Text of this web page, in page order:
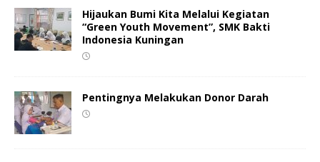
Hijaukan Bumi Kita Melalui Kegiatan
“Green Youth Movement”, SMK Bakti
Indonesia Kuningan
Pentingnya Melakukan Donor Darah